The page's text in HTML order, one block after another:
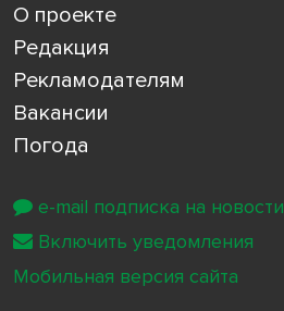
О проекте
Редакция
Рекламодателям
Вакансии
Погода
e-mail подписка на новости
Включить уведомления
Мобильная версия сайта